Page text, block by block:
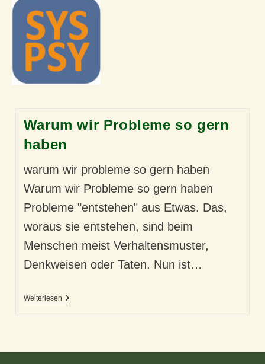
Warum wir Probleme so gern
haben
warum wir probleme so gern haben
Warum wir Probleme so gern haben
Probleme "entstehen" aus Etwas. Das,
woraus sie entstehen, sind beim
Menschen meist Verhaltensmuster,
Denkweisen oder Taten. Nun ist…
WeiterlesenWarum